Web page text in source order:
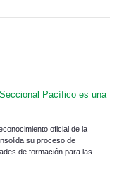
Pacífico es una
oficial de la
su proceso de
de formación para las